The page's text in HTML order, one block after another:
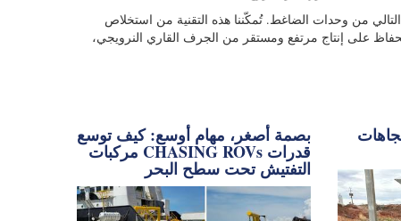
من وحدات الضاغط. تُمكّننا هذه التقنية من استخلاص
للحفاظ على إنتاج مرتفع ومستقر من الجرف القاري النرويجي،
بصمة أصغر، مهام أوسع: كيف توسع
مركبات CHASING ROVs قدرات
التفتيش تحت سطح البحر